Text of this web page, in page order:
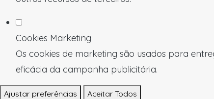
Cookies Marketing
Os cookies de marketing são usados para
eficácia da campanha publicitária.
Ajustar preferências Aceitar Todos